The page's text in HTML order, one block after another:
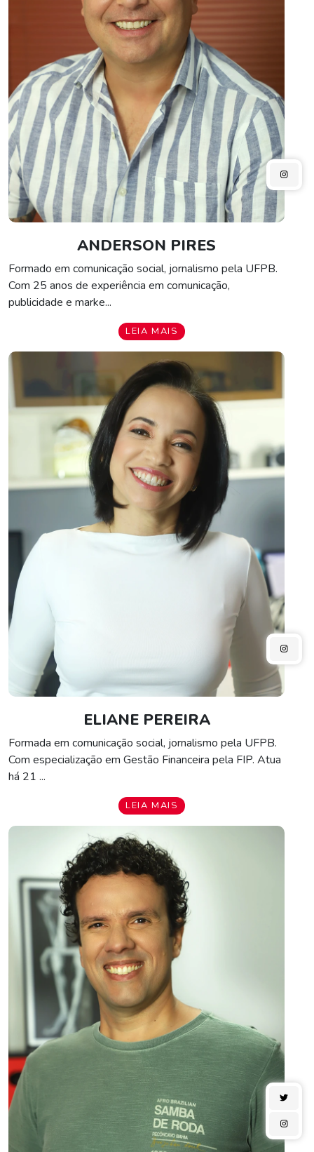
ANDERSON PIRES
Formado em comunicação social, jornalismo pela UFPB.
Com 25 anos de experiência em comunicação,
publicidade e marke...
LEIA MAIS
ELIANE PEREIRA
Formada em comunicação social, jornalismo pela UFPB.
Com especialização em Gestão Financeira pela FIP. Atua
há 21 ...
LEIA MAIS